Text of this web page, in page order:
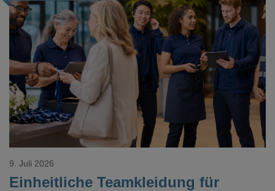
Loading...
Einheitliche Teamkleidung für
9. Juli 2026